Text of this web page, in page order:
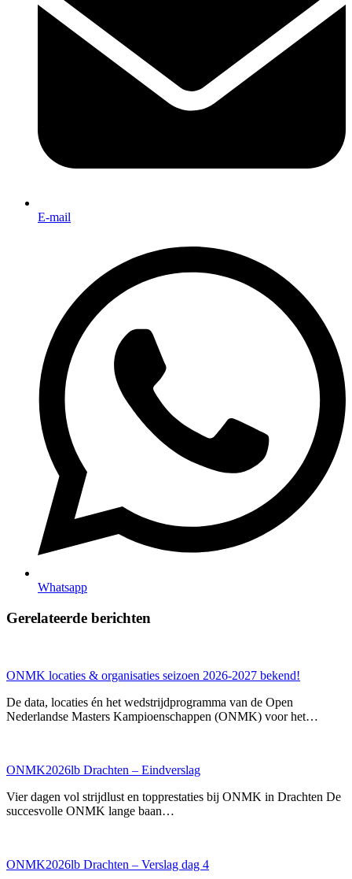
E-mail
Whatsapp
Gerelateerde berichten
ONMK locaties & organisaties seizoen 2026-2027 bekend!
De data, locaties én het wedstrijdprogramma van de Open
Nederlandse Masters Kampioenschappen (ONMK) voor het…
ONMK2026lb Drachten – Eindverslag
Vier dagen vol strijdlust en topprestaties bij ONMK in Drachten De
succesvolle ONMK lange baan…
ONMK2026lb Drachten – Verslag dag 4